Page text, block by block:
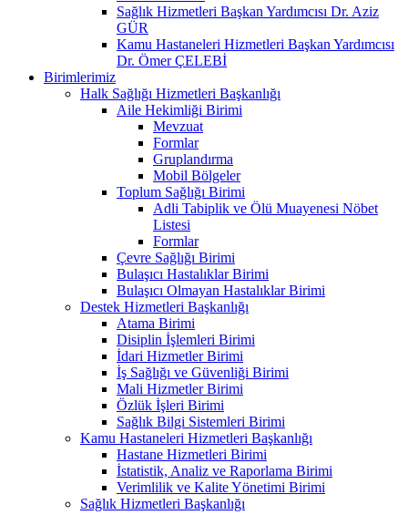
Sağlık Hizmetleri Başkan Yardımcısı Dr. Aziz
GÜR
Kamu Hastaneleri Hizmetleri Başkan Yardımcısı
Dr. Ömer ÇELEBİ
Birimlerimiz
Halk Sağlığı Hizmetleri Başkanlığı
Aile Hekimliği Birimi
Mevzuat
Formlar
Gruplandırma
Mobil Bölgeler
Toplum Sağlığı Birimi
Adli Tabiplik ve Ölü Muayenesi Nöbet
Listesi
Formlar
Çevre Sağlığı Birimi
Bulaşıcı Hastalıklar Birimi
Bulaşıcı Olmayan Hastalıklar Birimi
Destek Hizmetleri Başkanlığı
Atama Birimi
Disiplin İşlemleri Birimi
İdari Hizmetler Birimi
İş Sağlığı ve Güvenliği Birimi
Mali Hizmetler Birimi
Özlük İşleri Birimi
Sağlık Bilgi Sistemleri Birimi
Kamu Hastaneleri Hizmetleri Başkanlığı
Hastane Hizmetleri Birimi
İstatistik, Analiz ve Raporlama Birimi
Verimlilik ve Kalite Yönetimi Birimi
Sağlık Hizmetleri Başkanlığı